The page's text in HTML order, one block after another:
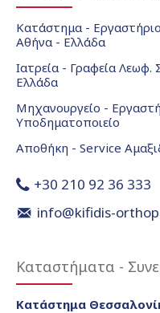
Κατάστημα -
Αθήνα - Ελλάδα
Ιατρεία - Γραφεία
Ελλάδα
Μηχανουργείο -
Υποδηματοποιείο
Αποθήκη - Service
+30 210 92 36 333
info@kifidis-
Καταστήματα -
Κατάστημα